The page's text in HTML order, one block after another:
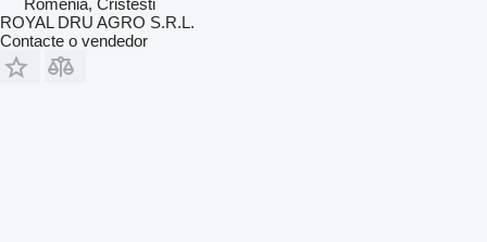
ROYAL DRU AGRO S.R.L.
Contacte o vendedor